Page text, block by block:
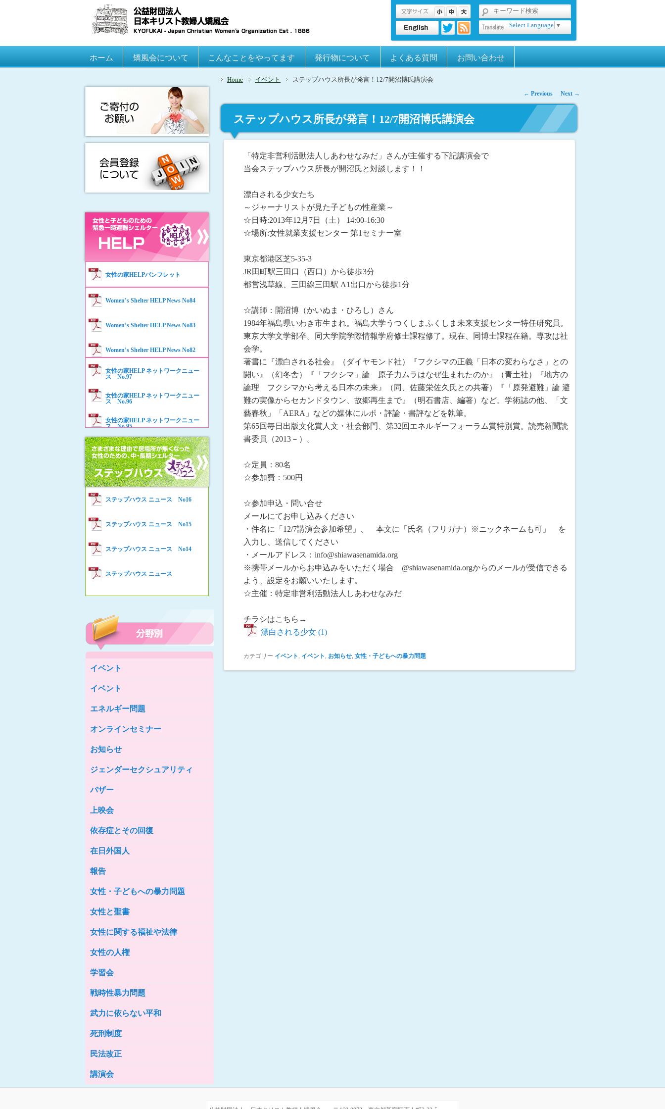
Select Language ▼
Skip to primary content
Skip to secondary content
ホーム 矯風会について こんなことをやってます 発行物について よくある質問 お問い合わせ
Home イベント ステップハウス所長が発言！12/7開沼博氏講演会
← Previous Next →
ステップハウス所長が発言！12/7開沼博氏講演会
「特定非営利活動法人しあわせなみだ」さんが主催する下記講演会で
当会ステップハウス所長が開沼氏と対談します！！
漂白される少女たち
～ジャーナリストが見た子どもの性産業～
☆日時:2013年12月7日（土） 14:00-16:30
☆場所:女性就業支援センター 第1セミナー室
東京都港区芝5-35-3
JR田町駅三田口（西口）から徒歩3分
都営浅草線、三田線三田駅 A1出口から徒歩1分
☆講師：開沼博（かいぬま・ひろし）さん
1984年福島県いわき市生まれ。福島大学うつくしまふくしま未来支援センター特任研究員。
東京大学文学部卒。同大学院学際情報学府修士課程修了。現在、同博士課程在籍。専攻は社
会学。
著書に『漂白される社会』（ダイヤモンド社）『フクシマの正義「日本の変わらなさ」との
闘い』（幻冬舎）『「フクシマ」論 原子力ムラはなぜ生まれたのか』（青土社）『地方の
論理 フクシマから考える日本の未来』（同、佐藤栄佐久氏との共著）『「原発避難」論 避
難の実像からセカンドタウン、故郷再生まで』（明石書店、編著）など。学術誌の他、「文
藝春秋」「AERA」などの媒体にルポ・評論・書評などを執筆。
第65回毎日出版文化賞人文・社会部門、第32回エネルギーフォーラム賞特別賞。読売新聞読
書委員（2013－）。
☆定員：80名
☆参加費：500円
☆参加申込・問い合せ
メールにてお申し込みください
・件名に「12/7講演会参加希望」、 本文に「氏名（フリガナ）※ニックネームも可」 を
入力し、送信してください
・メールアドレス：info@shiawasenamida.org
※携帯メールからお申込みをいただく場合 @shiawasenamida.orgからのメールが受信できる
よう、設定をお願いいたします。
☆主催：特定非営利活動法人しあわせなみだ
チラシはこちら→
漂白される少女 (1)
カテゴリー イベント, イベント, お知らせ, 女性・子どもへの暴力問題
女性の家HELPパンフレット
Women’s Shelter HELP News No84
Women’s Shelter HELP News No83
Women’s Shelter HELP News No82
Women’s Shelter HELP News No81
Women’s Shelter HELP News No80
Women’s Shelter HELP News No79
Women’s Shelter HELP News No78
Women’s Shelter HELP News No76
Women’s Shelter HELP News No75
Women’s Shelter HELP News
女性の家HELP ネットワークニュー
ス No.97
女性の家HELP ネットワークニュー
ス No.96
女性の家HELP ネットワークニュー
ス No.95
女性の家HELP ネットワークニュー
ス No.94
女性の家HELP ネットワークニュー
ス No.93
女性の家HELP ネットワークニュー
ス No.92
女性の家HELP ネットワークニュー
ス No.91
女性の家HELP ネットワークニュー
ス No.90
女性の家HELP ネットワークニュー
ス No.89
女性の家HELP ネットワークニュー
ス No.87
女性の家HELP ネットワークニュー
女性の家HELP ネットワークニュー
ス No.85
女性の家HELP ネットワークニュー
ス No.82
女性の家HELP ネットワークニュー
ス No.81
女性の家HELP ネットワークニュー
女性の家HELP ネットワークニュー
ス No.78
ス No.77
女性の家HELP ネットワークニュー
ス No.76
ステップハウス ニュース No16
ステップハウス ニュース No15
ステップハウス ニュース No14
ステップハウス ニュース
イベント
イベント
エネルギー問題
オンラインセミナー
お知らせ
ジェンダーセクシュアリティ
バザー
上映会
依存症とその回復
在日外国人
報告
女性・子どもへの暴力問題
女性と聖書
女性に関する福祉や法律
女性の人権
学習会
戦時性暴力問題
武力に依らない平和
死刑制度
民法改正
講演会